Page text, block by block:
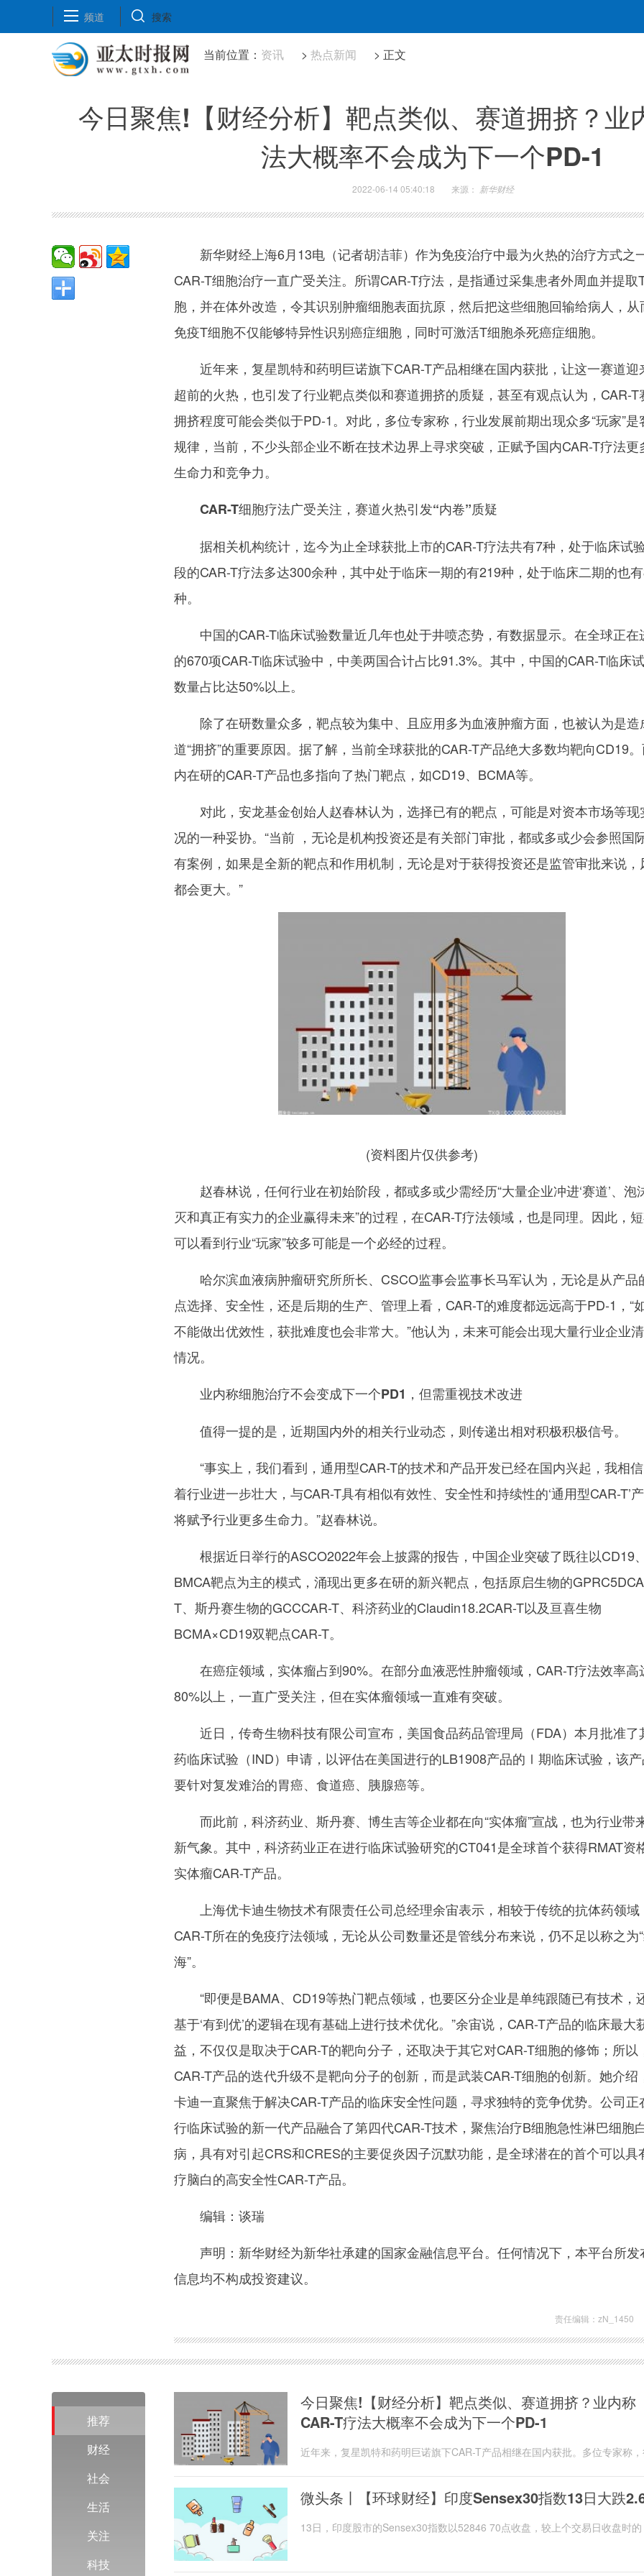
频道 搜索
当前位置： 资讯 >热点新闻 > 正文
今日聚焦!【财经分析】靶点类似、赛道拥挤？业
法大概率不会成为下一个PD-1
2022-06-14 05:40:18 来源： 新华财经
新华财经上海6月13电（记者胡洁菲）作为免疫治疗中最为火热的治疗方式之
CAR-T细胞治疗一直广受关注。所谓CAR-T疗法，是指通过采集患者外周血并提取
胞，并在体外改造，令其识别肿瘤细胞表面抗原，然后把这些细胞回输给病人，从
免疫T细胞不仅能够特异性识别癌症细胞，同时可激活T细胞杀死癌症细胞。
近年来，复星凯特和药明巨诺旗下CAR-T产品相继在国内获批，让这一赛道迎
超前的火热，也引发了行业靶点类似和赛道拥挤的质疑，甚至有观点认为，CAR-T
拥挤程度可能会类似于PD-1。对此，多位专家称，行业发展前期出现众多“玩家”是
规律，当前，不少头部企业不断在技术边界上寻求突破，正赋予国内CAR-T疗法更
生命力和竞争力。
CAR-T细胞疗法广受关注，赛道火热引发“内卷”质疑
据相关机构统计，迄今为止全球获批上市的CAR-T疗法共有7种，处于临床试
段的CAR-T疗法多达300余种，其中处于临床一期的有219种，处于临床二期的也
种。
中国的CAR-T临床试验数量近几年也处于井喷态势，有数据显示。在全球正在
的670项CAR-T临床试验中，中美两国合计占比91.3%。其中，中国的CAR-T临床
数量占比达50%以上。
除了在研数量众多，靶点较为集中、且应用多为血液肿瘤方面，也被认为是造
道“拥挤”的重要原因。据了解，当前全球获批的CAR-T产品绝大多数均靶向CD19
内在研的CAR-T产品也多指向了热门靶点，如CD19、BCMA等。
对此，安龙基金创始人赵春林认为，选择已有的靶点，可能是对资本市场等现
况的一种妥协。“当前 ，无论是机构投资还是有关部门审批，都或多或少会参照国
有案例，如果是全新的靶点和作用机制，无论是对于获得投资还是监管审批来说，
都会更大。”
(资料图片仅供参考)
赵春林说，任何行业在初始阶段，都或多或少需经历“大量企业冲进‘赛道’、泡
灭和真正有实力的企业赢得未来”的过程，在CAR-T疗法领域，也是同理。因此，
可以看到行业“玩家”较多可能是一个必经的过程。
哈尔滨血液病肿瘤研究所所长、CSCO监事会监事长马军认为，无论是从产品
点选择、安全性，还是后期的生产、管理上看，CAR-T的难度都远远高于PD-1，“
不能做出优效性，获批难度也会非常大。”他认为，未来可能会出现大量行业企业
情况。
业内称细胞治疗不会变成下一个PD1，但需重视技术改进
值得一提的是，近期国内外的相关行业动态，则传递出相对积极积极信号。
“事实上，我们看到，通用型CAR-T的技术和产品开发已经在国内兴起，我相
着行业进一步壮大，与CAR-T具有相似有效性、安全性和持续性的‘通用型CAR-T’
将赋予行业更多生命力。”赵春林说。
根据近日举行的ASCO2022年会上披露的报告，中国企业突破了既往以CD19、
BMCA靶点为主的模式，涌现出更多在研的新兴靶点，包括原启生物的
T、斯丹赛生物的GCCCAR-T、科济药业的Claudin18.2CAR-T以及亘喜生物
BCMA×CD19双靶点CAR-T。
在癌症领域，实体瘤占到90%。在部分血液恶性肿瘤领域，CAR-T疗法效率高
80%以上，一直广受关注，但在实体瘤领域一直难有突破。
近日，传奇生物科技有限公司宣布，美国食品药品管理局（FDA）本月批准了
药临床试验（IND）申请，以评估在美国进行的LB1908产品的Ⅰ期临床试验，该
要针对复发难治的胃癌、食道癌、胰腺癌等。
而此前，科济药业、斯丹赛、博生吉等企业都在向“实体瘤”宣战，也为行业带
新气象。其中，科济药业正在进行临床试验研究的CT041是全球首个获得RMAT资
实体瘤CAR-T产品。
上海优卡迪生物技术有限责任公司总经理余宙表示，相较于传统的抗体药领域
CAR-T所在的免疫疗法领域，无论从公司数量还是管线分布来说，仍不足以称之为
海”。
“即便是BAMA、CD19等热门靶点领域，也要区分企业是单纯跟随已有技术，
基于‘有到优’的逻辑在现有基础上进行技术优化。”余宙说，CAR-T产品的临床最大
益，不仅仅是取决于CAR-T的靶向分子，还取决于其它对CAR-T细胞的修饰；所以
CAR-T产品的迭代升级不是靶向分子的创新，而是武装CAR-T细胞的创新。她介绍
卡迪一直聚焦于解决CAR-T产品的临床安全性问题，寻求独特的竞争优势。公司正
行临床试验的新一代产品融合了第四代CAR-T技术，聚焦治疗B细胞急性淋巴细胞
病，具有对引起CRS和CRES的主要促炎因子沉默功能，是全球潜在的首个可以具
疗脑白的高安全性CAR-T产品。
编辑：谈瑞
声明：新华财经为新华社承建的国家金融信息平台。任何情况下，本平台所发
信息均不构成投资建议。
责任编辑：zN_1450
推荐
财经
社会
生活
关注
科技
今日聚焦!【财经分析】靶点类似、赛道拥挤？业内称
CAR-T疗法大概率不会成为下一个PD-1
近年来，复星凯特和药明巨诺旗下CAR-T产品相继在国内获批。多位专家称
微头条丨【环球财经】印度Sensex30指数13日大跌
13日，印度股市的Sensex30指数以52846 70点收盘，较上个交易日收盘时的